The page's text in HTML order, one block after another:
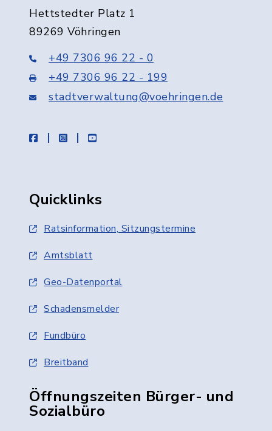
Hettstedter Platz 1
89269 Vöhringen
+49 7306 96 22 - 0
+49 7306 96 22 - 199
stadtverwaltung@voehringen.de
facebookinstagramyoutube
Quicklinks
Ratsinformation, Sitzungstermine
Amtsblatt
Geo-Datenportal
Schadensmelder
Fundbüro
Breitband
Öffnungszeiten Bürger- und
Sozialbüro